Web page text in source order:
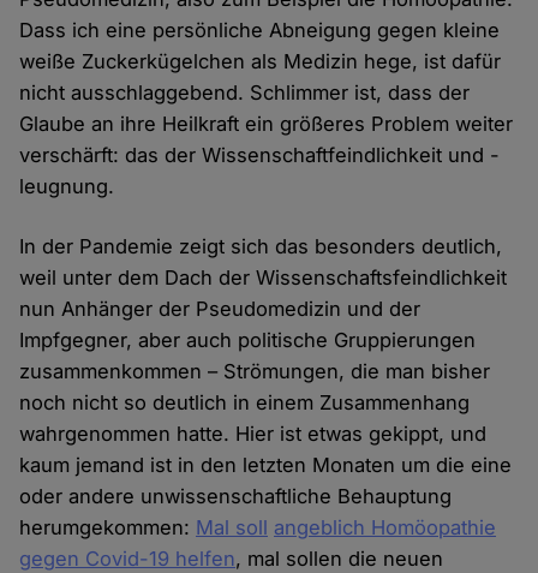
Dass ich eine persönliche Abneigung gegen kleine
weiße Zuckerkügelchen als Medizin hege, ist dafür
nicht ausschlaggebend. Schlimmer ist, dass der
Glaube an ihre Heilkraft ein größeres Problem weiter
verschärft: das der Wissenschaftfeindlichkeit und -
leugnung.
In der Pandemie zeigt sich das besonders deutlich,
weil unter dem Dach der Wissenschaftsfeindlichkeit
nun Anhänger der Pseudomedizin und der
Impfgegner, aber auch politische Gruppierungen
zusammenkommen – Strömungen, die man bisher
noch nicht so deutlich in einem Zusammenhang
wahrgenommen hatte. Hier ist etwas gekippt, und
kaum jemand ist in den letzten Monaten um die eine
oder andere unwissenschaftliche Behauptung
herumgekommen: Mal soll angeblich Homöopathie
gegen Covid-19 helfen, mal sollen die neuen